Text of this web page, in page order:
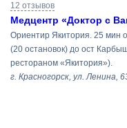
12 отзывов
Медцентр «Доктор с
Ориентир Якитория. 25 мин
(20 остановок) до ост
рестораном «Якитория»).
г. Красногорск, ул. Ленина,